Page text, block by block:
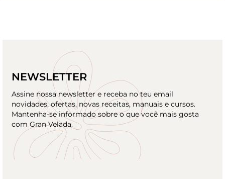
NEWSLETTER
Assine nossa newsletter e receba no teu email
novidades, ofertas, novas receitas, manuais e cursos.
Mantenha-se informado sobre o que você mais gosta
com Gran Velada.